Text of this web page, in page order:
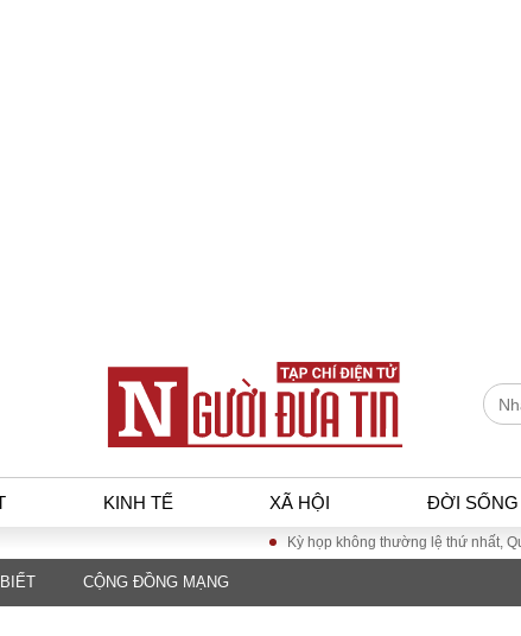
KINH TẾ XÃ HỘI ĐỜI SỐNG
KINH TẾ
Kỳ họp không thường lệ thứ nhất, Quốc hội
CỘNG ĐỒNG MẠNG